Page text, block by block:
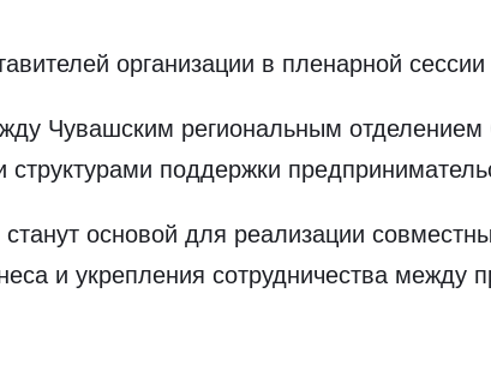
организации в пленарной
Чувашским региональным
поддержки
основой для реализации
и укрепления сотрудничества между